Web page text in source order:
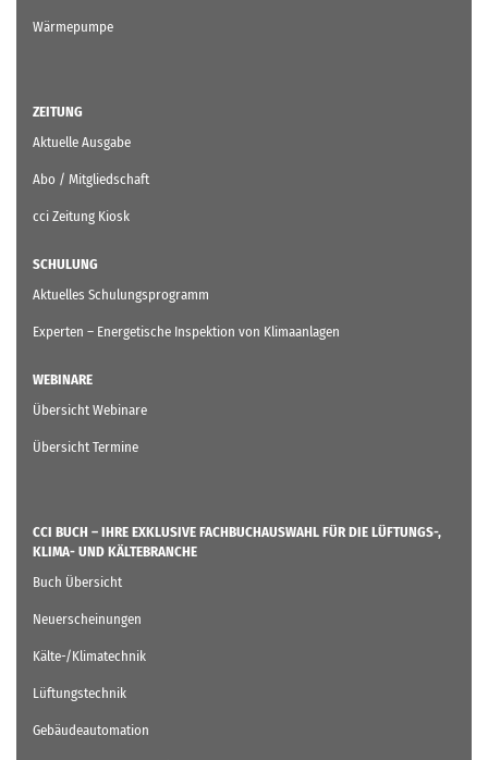
Wärmepumpe
ZEITUNG
Aktuelle Ausgabe
Abo / Mitgliedschaft
cci Zeitung Kiosk
SCHULUNG
Aktuelles Schulungsprogramm
Experten – Energetische Inspektion von Klimaanlagen
WEBINARE
Übersicht Webinare
Übersicht Termine
CCI BUCH – IHRE EXKLUSIVE FACHBUCHAUSWAHL FÜR DIE LÜFTUNGS-,
KLIMA- UND KÄLTEBRANCHE
Buch Übersicht
Neuerscheinungen
Kälte-/Klimatechnik
Lüftungstechnik
Gebäudeautomation